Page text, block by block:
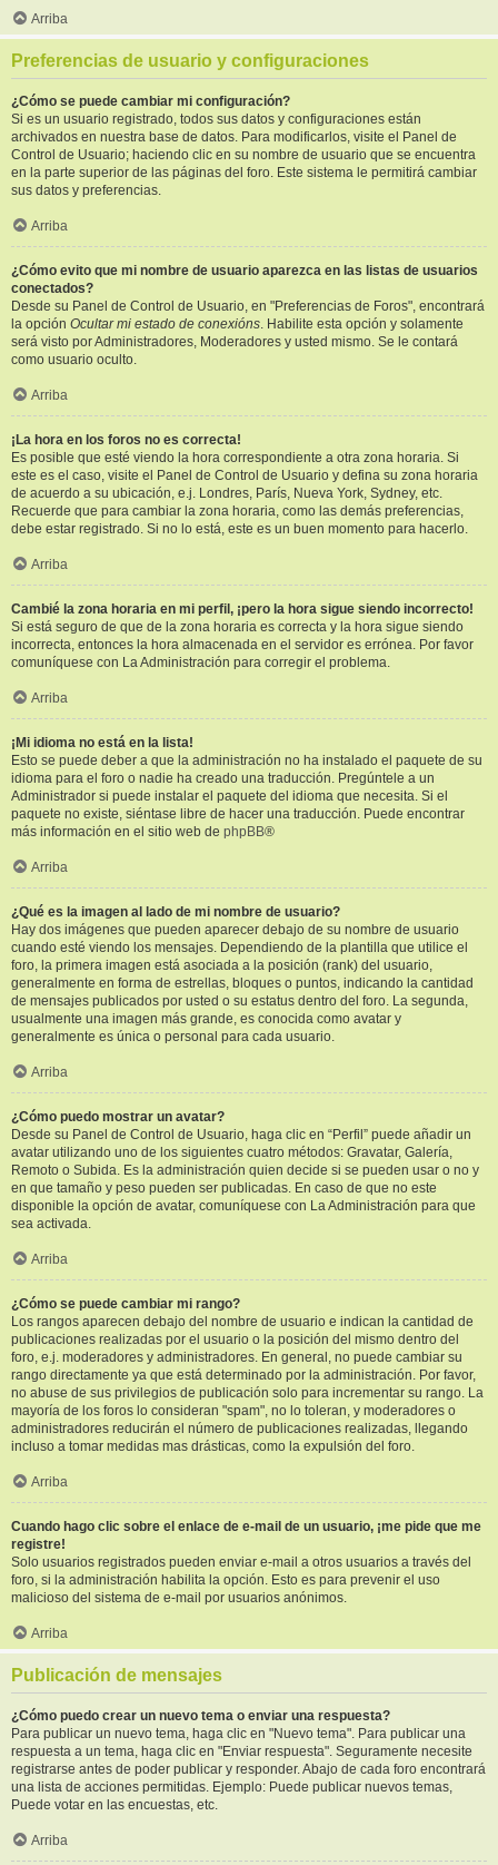
Arriba
Preferencias de usuario y configuraciones
¿Cómo se puede cambiar mi configuración?
Si es un usuario registrado, todos sus datos y configuraciones están
archivados en nuestra base de datos. Para modificarlos, visite el Panel de
Control de Usuario; haciendo clic en su nombre de usuario que se encuentra
en la parte superior de las páginas del foro. Este sistema le permitirá cambiar
sus datos y preferencias.
Arriba
¿Cómo evito que mi nombre de usuario aparezca en las listas de usuarios
conectados?
Desde su Panel de Control de Usuario, en "Preferencias de Foros", encontrará
la opción Ocultar mi estado de conexións. Habilite esta opción y solamente
será visto por Administradores, Moderadores y usted mismo. Se le contará
como usuario oculto.
Arriba
¡La hora en los foros no es correcta!
Es posible que esté viendo la hora correspondiente a otra zona horaria. Si
este es el caso, visite el Panel de Control de Usuario y defina su zona horaria
de acuerdo a su ubicación, e.j. Londres, París, Nueva York, Sydney, etc.
Recuerde que para cambiar la zona horaria, como las demás preferencias,
debe estar registrado. Si no lo está, este es un buen momento para hacerlo.
Arriba
Cambié la zona horaria en mi perfil, ¡pero la hora sigue siendo incorrecto!
Si está seguro de que de la zona horaria es correcta y la hora sigue siendo
incorrecta, entonces la hora almacenada en el servidor es errónea. Por favor
comuníquese con La Administración para corregir el problema.
Arriba
¡Mi idioma no está en la lista!
Esto se puede deber a que la administración no ha instalado el paquete de su
idioma para el foro o nadie ha creado una traducción. Pregúntele a un
Administrador si puede instalar el paquete del idioma que necesita. Si el
paquete no existe, siéntase libre de hacer una traducción. Puede encontrar
más información en el sitio web de phpBB®
Arriba
¿Qué es la imagen al lado de mi nombre de usuario?
Hay dos imágenes que pueden aparecer debajo de su nombre de usuario
cuando esté viendo los mensajes. Dependiendo de la plantilla que utilice el
foro, la primera imagen está asociada a la posición (rank) del usuario,
generalmente en forma de estrellas, bloques o puntos, indicando la cantidad
de mensajes publicados por usted o su estatus dentro del foro. La segunda,
usualmente una imagen más grande, es conocida como avatar y
generalmente es única o personal para cada usuario.
Arriba
¿Cómo puedo mostrar un avatar?
Desde su Panel de Control de Usuario, haga clic en “Perfil” puede añadir un
avatar utilizando uno de los siguientes cuatro métodos: Gravatar, Galería,
Remoto o Subida. Es la administración quien decide si se pueden usar o no y
en que tamaño y peso pueden ser publicadas. En caso de que no este
disponible la opción de avatar, comuníquese con La Administración para que
sea activada.
Arriba
¿Cómo se puede cambiar mi rango?
Los rangos aparecen debajo del nombre de usuario e indican la cantidad de
publicaciones realizadas por el usuario o la posición del mismo dentro del
foro, e.j. moderadores y administradores. En general, no puede cambiar su
rango directamente ya que está determinado por la administración. Por favor,
no abuse de sus privilegios de publicación solo para incrementar su rango. La
mayoría de los foros lo consideran "spam", no lo toleran, y moderadores o
administradores reducirán el número de publicaciones realizadas, llegando
incluso a tomar medidas mas drásticas, como la expulsión del foro.
Arriba
Cuando hago clic sobre el enlace de e-mail de un usuario, ¡me pide que me
registre!
Solo usuarios registrados pueden enviar e-mail a otros usuarios a través del
foro, si la administración habilita la opción. Esto es para prevenir el uso
malicioso del sistema de e-mail por usuarios anónimos.
Arriba
Publicación de mensajes
¿Cómo puedo crear un nuevo tema o enviar una respuesta?
Para publicar un nuevo tema, haga clic en "Nuevo tema". Para publicar una
respuesta a un tema, haga clic en "Enviar respuesta". Seguramente necesite
registrarse antes de poder publicar y responder. Abajo de cada foro encontrará
una lista de acciones permitidas. Ejemplo: Puede publicar nuevos temas,
Puede votar en las encuestas, etc.
Arriba